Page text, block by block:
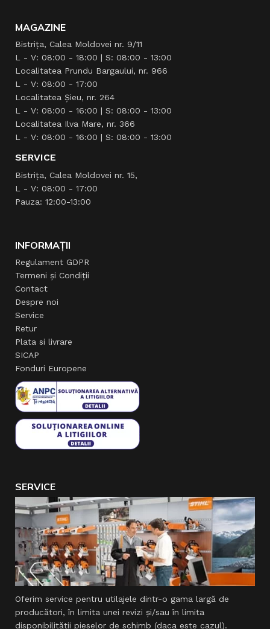
MAGAZINE
Bistrița, Calea Moldovei nr. 9/11
L - V: 08:00 - 18:00 | S: 08:00 - 13:00
Localitatea Prundu Bargaului, nr. 966
L - V: 08:00 - 17:00
Localitatea Şieu, nr. 264
L - V: 08:00 - 16:00 | S: 08:00 - 13:00
Localitatea Ilva Mare, nr. 366
L - V: 08:00 - 16:00 | S: 08:00 - 13:00
SERVICE
Bistrița, Calea Moldovei nr. 15,
L - V: 08:00 - 17:00
Pauza: 12:00-13:00
INFORMAȚII
Regulament GDPR
Termeni și Condiții
Contact
Despre noi
Service
Retur
Plata si livrare
SICAP
Fonduri Europene
SERVICE
Oferim service pentru utilajele dintr-o gama largă de
producători, în limita unei revizi şi/sau în limita
disponibilităţii pieselor de schimb (daca este cazul).